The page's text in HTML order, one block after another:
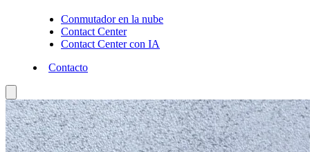
Conmutador en la nube
Contact Center
Contact Center con IA
Contacto